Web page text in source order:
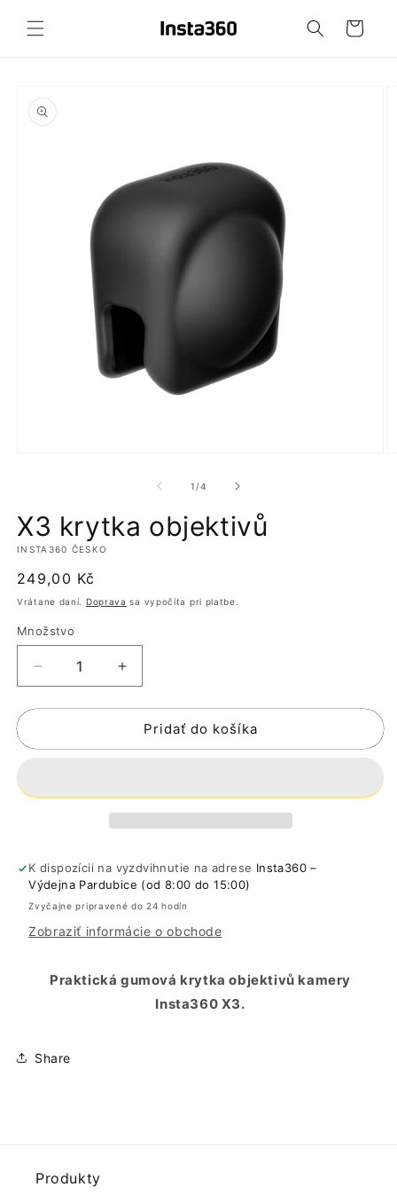
na
obsah
Košík
produkte
okne
1 /z4
X3 krytka objektivů
INSTA360 ČESKO
Normálna
cena
249,00 Kč
Vrátane daní. Doprava sa vypočíta pri platbe.
Množstvo
množstvo
pre
krytka
Zvýšiť
množstvo
pre
krytka
Pridať do košíka
K dispozícii na vyzdvihnutie na adrese Insta360 –
Výdejna Pardubice (od 8:00 do 15:00)
Zvyčajne pripravené do 24 hodín
Zobraziť informácie o obchode
Praktická gumová krytka objektivů kamery
Insta360 X3.
Share
Produkty